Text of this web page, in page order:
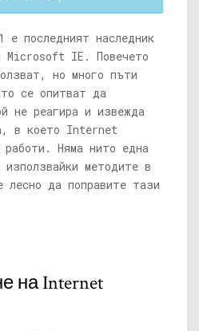
последният наследник
Microsoft IE. Повечето
но много пъти
се опитват да
не реагира и извежда
в което Internet
Няма нито една
методите в
лесно да поправите тази
на Internet